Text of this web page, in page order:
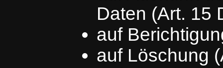
Daten (Art. 15
auf
auf Löschung